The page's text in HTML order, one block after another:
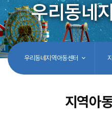
우리동네
우리동네지역아동센터
지역아